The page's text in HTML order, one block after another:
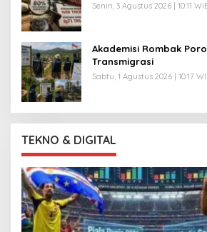
Senin, 3 Agustus 2026 | 10:11
Akademisi Rombak
Transmigrasi
Sabtu, 1 Agustus 2026 | 10:17
TEKNO & DIGITAL